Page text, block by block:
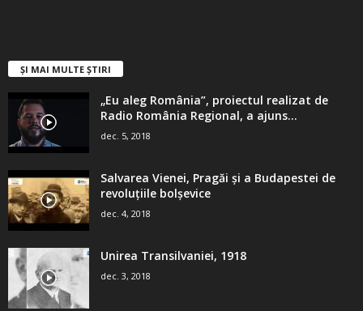
ȘI MAI MULTE ȘTIRI
„Eu aleg România”, proiectul realizat de
Radio România Regional, a ajuns...
dec. 5, 2018
Salvarea Vienei, Pragăi şi a Budapestei de
revoluţiile bolşevice
dec. 4, 2018
Unirea Transilvaniei, 1918
dec. 3, 2018